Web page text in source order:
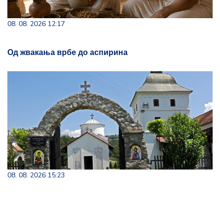
08. 08. 2026 12:17
Од жвакања врбе до аспирина
08. 08. 2026 15:23